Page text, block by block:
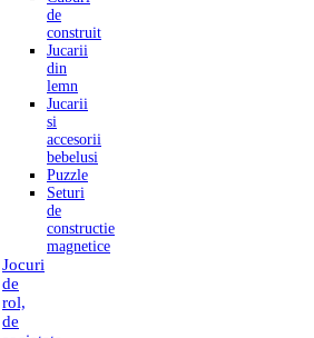
de
construit
Jucarii
din
lemn
Jucarii
si
accesorii
bebelusi
Puzzle
Seturi
de
constructie
magnetice
Jocuri
de
rol,
de